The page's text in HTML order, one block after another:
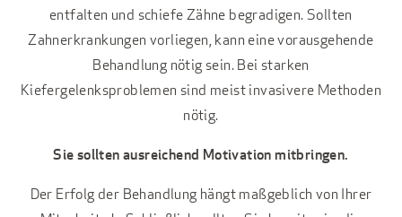
entfalten und schiefe Zähne begradigen. Sollten
Zahnerkrankungen vorliegen, kann eine vorausgehende
Behandlung nötig sein. Bei starken
Kiefergelenksproblemen sind meist invasivere Methoden
nötig.
Sie sollten ausreichend Motivation mitbringen.
Der Erfolg der Behandlung hängt maßgeblich von Ihrer